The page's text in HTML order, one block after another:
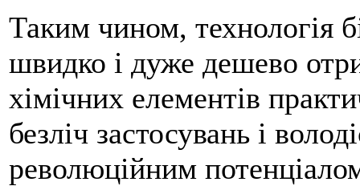
Таким чином, технологія
швидко і дуже дешево
хімічних елементів
безліч застосувань і
революційним